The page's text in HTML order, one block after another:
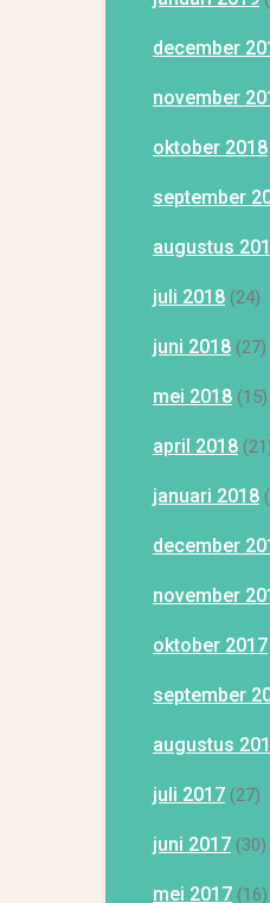
december
november
oktober 2018
september
augustus
juli 2018 (24)
juni 2018 (27)
mei 2018 (15)
april 2018
januari 2018
december
november
oktober 2017
september
augustus
juli 2017 (27)
juni 2017 (30)
mei 2017 (16)